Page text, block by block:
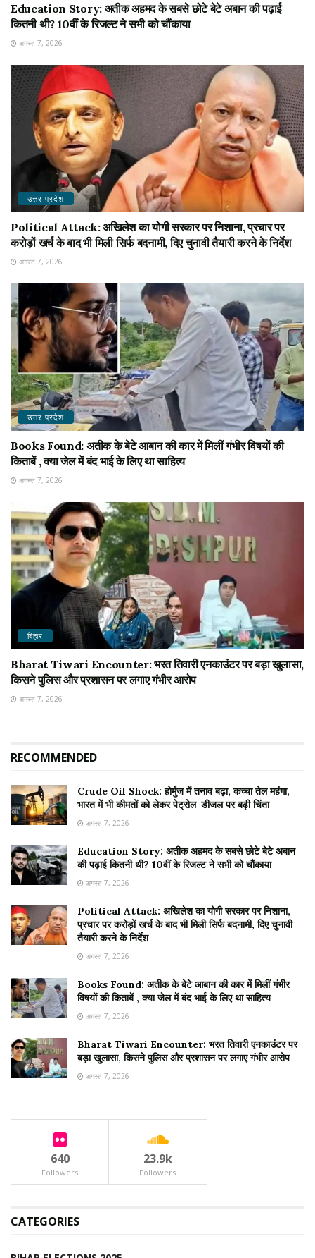
Education Story: अतीक अहमद के सबसे छोटे बेटे अबान की पढ़ाई
कितनी थी? 10वीं के रिजल्ट ने सभी को चौंकाया
अगस्त 7, 2026
उत्तर प्रदेश
Political Attack: अखिलेश का योगी सरकार पर निशाना, प्रचार पर
करोड़ों खर्च के बाद भी मिली सिर्फ बदनामी, दिए चुनावी तैयारी करने के निर्देश
अगस्त 7, 2026
उत्तर प्रदेश
Books Found: अतीक के बेटे आबान की कार में मिलीं गंभीर विषयों की
किताबें , क्या जेल में बंद भाई के लिए था साहित्य
अगस्त 7, 2026
बिहार
Bharat Tiwari Encounter: भरत तिवारी एनकाउंटर पर बड़ा खुलासा,
किसने पुलिस और प्रशासन पर लगाए गंभीर आरोप
अगस्त 7, 2026
RECOMMENDED
Crude Oil Shock: होर्मुज में तनाव बढ़ा, कच्चा तेल महंगा,
भारत में भी कीमतों को लेकर पेट्रोल-डीजल पर बढ़ी चिंता
अगस्त 7, 2026
Education Story: अतीक अहमद के सबसे छोटे बेटे अबान
की पढ़ाई कितनी थी? 10वीं के रिजल्ट ने सभी को चौंकाया
अगस्त 7, 2026
Political Attack: अखिलेश का योगी सरकार पर निशाना,
प्रचार पर करोड़ों खर्च के बाद भी मिली सिर्फ बदनामी, दिए चुनावी
तैयारी करने के निर्देश
अगस्त 7, 2026
Books Found: अतीक के बेटे आबान की कार में मिलीं गंभीर
विषयों की किताबें , क्या जेल में बंद भाई के लिए था साहित्य
अगस्त 7, 2026
Bharat Tiwari Encounter: भरत तिवारी एनकाउंटर पर
बड़ा खुलासा, किसने पुलिस और प्रशासन पर लगाए गंभीर आरोप
अगस्त 7, 2026
640
Followers
23.9k
Followers
CATEGORIES